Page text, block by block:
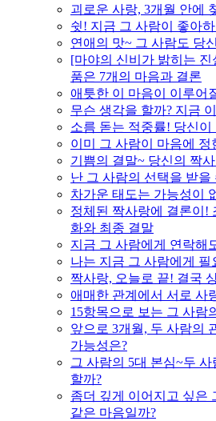
괴로운 사랑, 3개월 안에
쉿! 지금 그 사람이 좋아
연애의 맛~ 그 사람도 당
[마야의 신비가 밝히는 진
품은 7개의 마음과 결론
애틋한 이 마음이 이루어
무슨 생각을 할까? 지금
소름 돋는 적중률! 당신이
이미 그 사람이 마음에 정
기쁨의 결말~ 당신의 짝
난 그 사람의 선택을 받을
차가운 태도는 가능성이
정체된 짝사랑에 결론이!
화와 최종 결말
지금 그 사람에게 연락해
나는 지금 그 사람에게 필
짝사랑, 오늘로 끝! 결국
애매한 관계에서 서로 사
15항목으로 보는 그 사람
앞으로 3개월, 두 사람의
가능성은?
그 사람의 5대 본심~두
할까?
좀더 깊게 이어지고 싶은
같은 마음일까?